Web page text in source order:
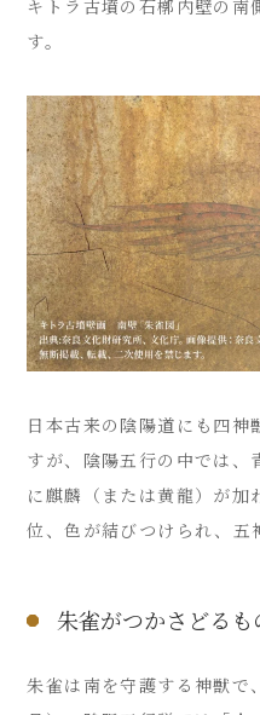
キトラ古墳の石槨内壁の南
す。
日本古来の陰陽道にも四神
すが、陰陽五行の中では、
に麒麟（または黄龍）が加
位、色が結びつけられ、五
朱雀がつかさどるも
朱雀は南を守護する神獣で